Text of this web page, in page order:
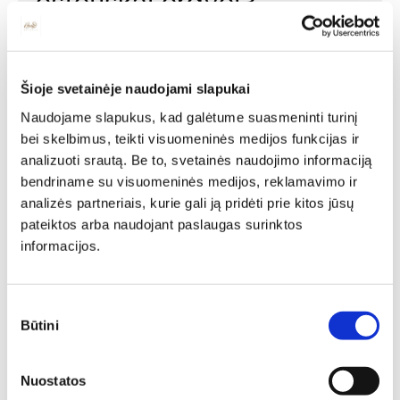
Šioje svetainėje naudojami slapukai
Naudojame slapukus, kad galėtume suasmeninti turinį
bei skelbimus, teikti visuomeninės medijos funkcijas ir
analizuoti srautą. Be to, svetainės naudojimo informaciją
bendriname su visuomeninės medijos, reklamavimo ir
analizės partneriais, kurie gali ją pridėti prie kitos jūsų
pateiktos arba naudojant paslaugas surinktos
informacijos.
pasirinkimas
Būtini
Nuostatos
Svetainė yra bene pati funkcionaliausia erdvė namuose.
Joje buriasi šeimos nariai, draugai bei augintiniai, kurie
kitaip leidžia laiką. Šis kambarys nebus toks funkcionalus
patogumą, saugumą.